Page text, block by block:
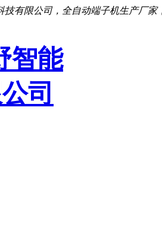
技有限公司，全自动端子机生产厂家